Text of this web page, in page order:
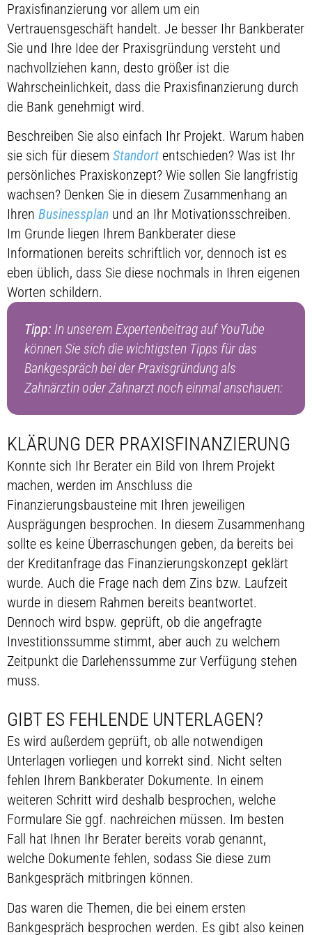
Praxisfinanzierung vor allem um ein
Vertrauensgeschäft handelt. Je besser Ihr Bankberater
Sie und Ihre Idee der Praxisgründung versteht und
nachvollziehen kann, desto größer ist die
Wahrscheinlichkeit, dass die Praxisfinanzierung durch
die Bank genehmigt wird.
Beschreiben Sie also einfach Ihr Projekt. Warum haben
sie sich für diesem Standort entschieden? Was ist Ihr
persönliches Praxiskonzept? Wie sollen Sie langfristig
wachsen? Denken Sie in diesem Zusammenhang an
Ihren Businessplan und an Ihr Motivationsschreiben.
Im Grunde liegen Ihrem Bankberater diese
Informationen bereits schriftlich vor, dennoch ist es
eben üblich, dass Sie diese nochmals in Ihren eigenen
Worten schildern.
Tipp: In unserem Expertenbeitrag auf YouTube
können Sie sich die wichtigsten Tipps für das
Bankgespräch bei der Praxisgründung als
Zahnärztin oder Zahnarzt noch einmal anschauen:
KLÄRUNG DER PRAXISFINANZIERUNG
Konnte sich Ihr Berater ein Bild von Ihrem Projekt
machen, werden im Anschluss die
Finanzierungsbausteine mit Ihren jeweiligen
Ausprägungen besprochen. In diesem Zusammenhang
sollte es keine Überraschungen geben, da bereits bei
der Kreditanfrage das Finanzierungskonzept geklärt
wurde. Auch die Frage nach dem Zins bzw. Laufzeit
wurde in diesem Rahmen bereits beantwortet.
Dennoch wird bspw. geprüft, ob die angefragte
Investitionssumme stimmt, aber auch zu welchem
Zeitpunkt die Darlehenssumme zur Verfügung stehen
muss.
GIBT ES FEHLENDE UNTERLAGEN?
Es wird außerdem geprüft, ob alle notwendigen
Unterlagen vorliegen und korrekt sind. Nicht selten
fehlen Ihrem Bankberater Dokumente. In einem
weiteren Schritt wird deshalb besprochen, welche
Formulare Sie ggf. nachreichen müssen. Im besten
Fall hat Ihnen Ihr Berater bereits vorab genannt,
welche Dokumente fehlen, sodass Sie diese zum
Bankgespräch mitbringen können.
Das waren die Themen, die bei einem ersten
Bankgespräch besprochen werden. Es gibt also keinen